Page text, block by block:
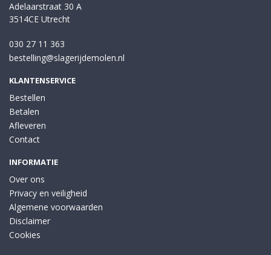
Adelaarstraat 30 A
3514CE Utrecht
030 27 11 363
bestelling@slagerijdemolen.nl
KLANTENSERVICE
Bestellen
Betalen
Afleveren
Contact
INFORMATIE
Over ons
Privacy en veiligheid
Algemene voorwaarden
Disclaimer
Cookies